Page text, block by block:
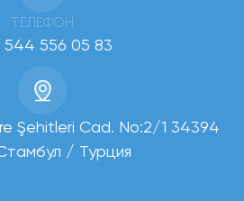
ТЕЛЕФОН
544 556 05 83
Şehitleri Cad. No:2/1 34394
/ Турция